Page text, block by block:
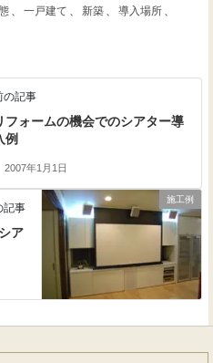
、 一戸建て 、 新築 、 導入場所 、
の記事
フォームの機会でのシアター導
例
2007年1月1日
施工例
記事
ア